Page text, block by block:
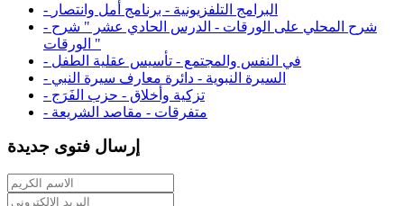
- البرامج التلفزيونية - برنامج أمل وانتصار
- شرح المحلي على الورقات - الدرس الحادي عشر " شرح
الورقات "
- في النفس والمجتمع - تأسيس عقلية الطفل
- السيرة النبوية - دائرة معارف سيرة النبي
- تزكية وأخلاق - حزب الفَرَج
- متفرقات - مقاصد الشريعة
إرسال فتوى جديدة